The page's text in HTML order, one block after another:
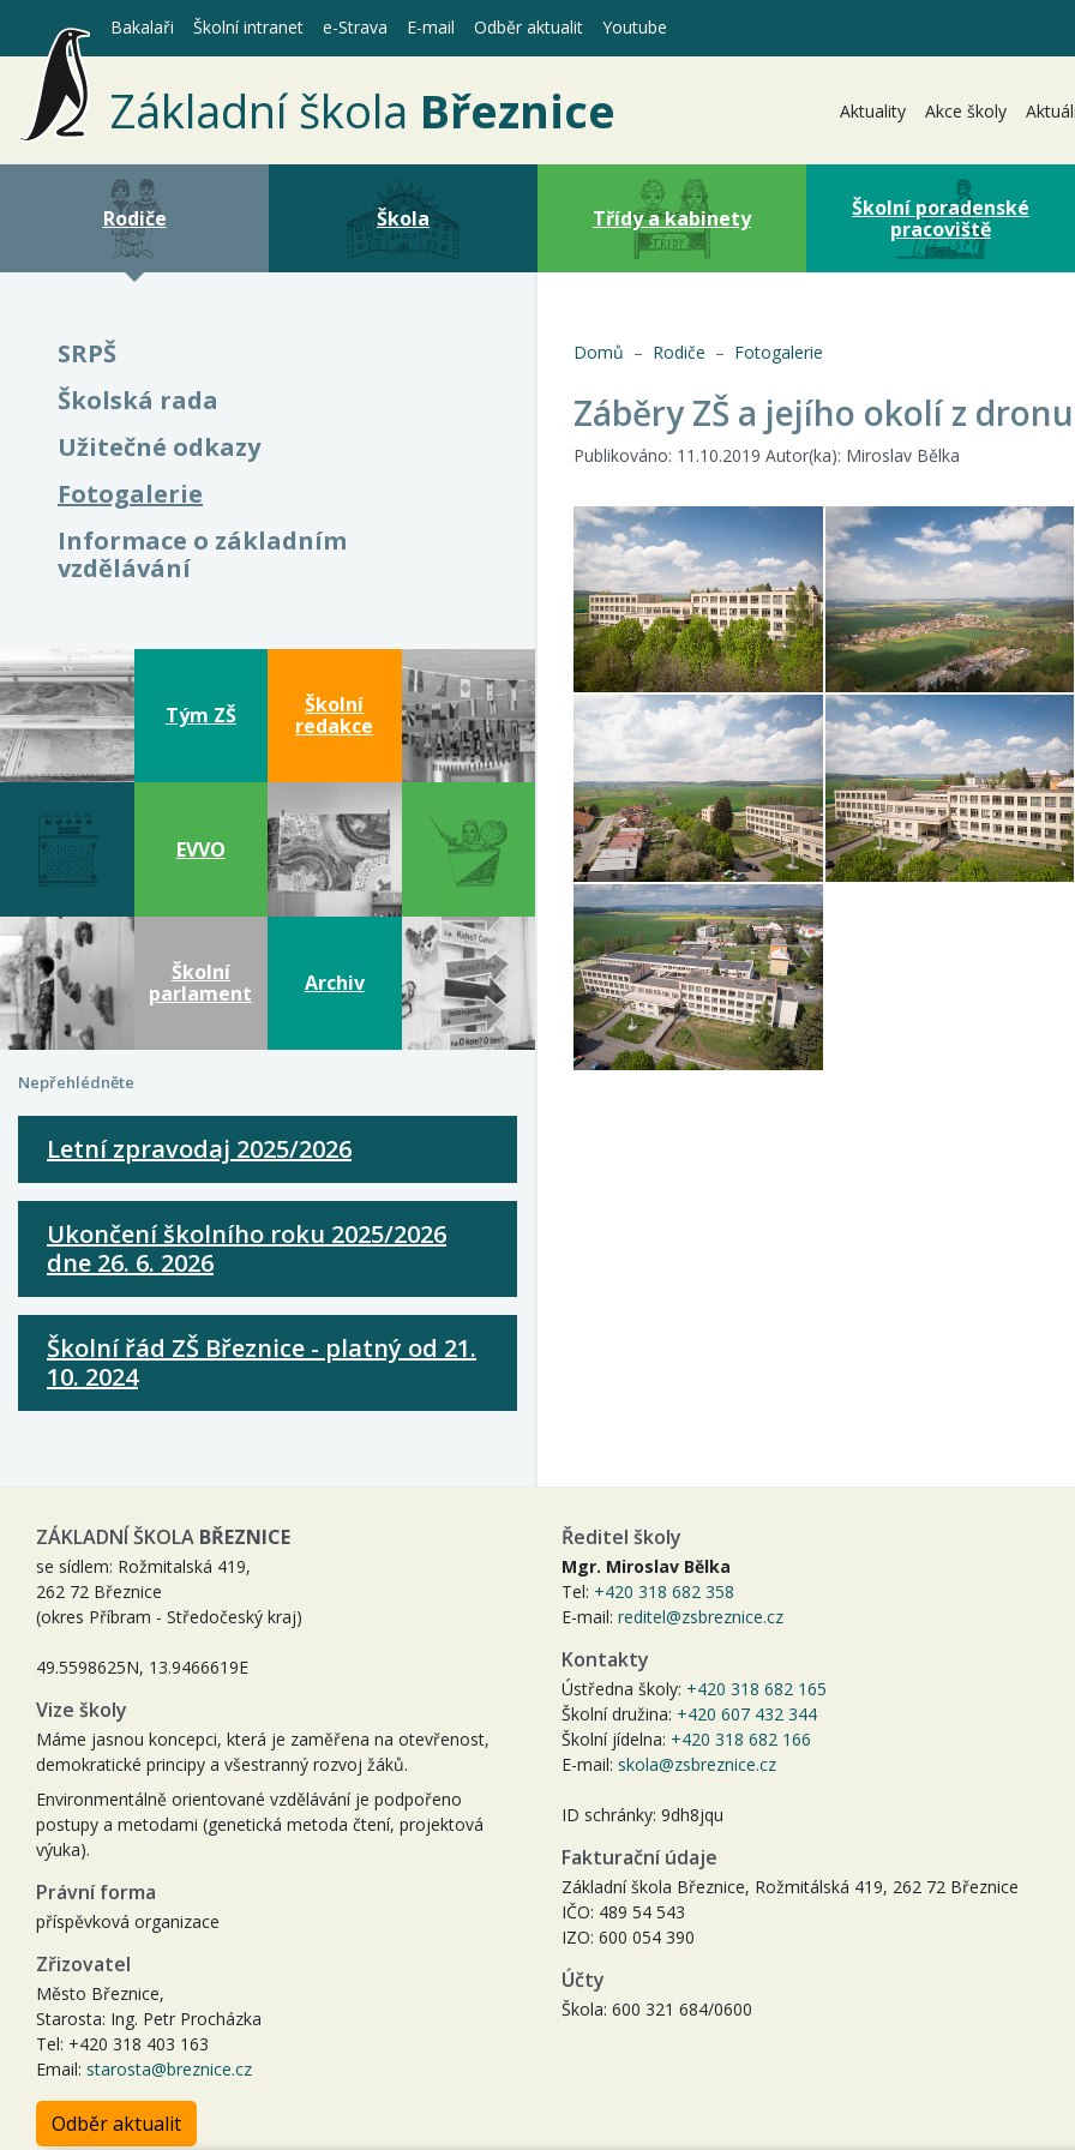
Základní škola Březnice Aktuality Akce školy
Bakalaři Školní intranet e-Strava E-mail Odběr aktualit Youtube
Rodiče Škola Třídy a kabinety
Školní poradenské
pracoviště
SRPŠ
Školská rada
Užitečné odkazy
Fotogalerie
Informace o základním
vzdělávání
Tým ZŠ
Školní
redakce
EVVO
Školní
parlament
Archiv
Nepřehlédněte
Letní zpravodaj 2025/2026
Ukončení školního roku 2025/2026
dne 26. 6. 2026
Školní řád ZŠ Březnice - platný od 21.
10. 2024
Domů Rodiče Fotogalerie
Záběry ZŠ a jejího okolí z
Publikováno: 11.10.2019 Autor(ka): Miroslav Bělka
ZÁKLADNÍ ŠKOLA BŘEZNICE
se sídlem: Rožmitalská 419,
262 72 Březnice
(okres Příbram - Středočeský kraj)
49.5598625N, 13.9466619E
Vize školy
Máme jasnou koncepci, která je zaměřena na otevřenost,
demokratické principy a všestranný rozvoj žáků.
Environmentálně orientované vzdělávání je podpořeno
postupy a metodami (genetická metoda čtení, projektová
výuka).
Právní forma
příspěvková organizace
Zřizovatel
Město Březnice,
Starosta: Ing. Petr Procházka
Tel: +420 318 403 163
Email: starosta@breznice.cz
Odběr aktualit
Ředitel školy
Mgr. Miroslav Bělka
Tel: +420 318 682 358
E-mail: reditel@zsbreznice.cz
Kontakty
Ústředna školy: +420 318 682 165
Školní družina: +420 607 432 344
Školní jídelna: +420 318 682 166
E-mail: skola@zsbreznice.cz
ID schránky: 9dh8jqu
Fakturační údaje
Základní škola Březnice, Rožmitálská 419, 262 72 Březnice
IČO: 489 54 543
IZO: 600 054 390
Účty
Škola: 600 321 684/0600